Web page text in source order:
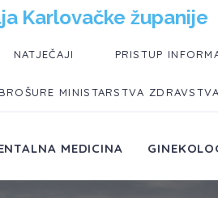
Karlovačke županije
NATJEČAJI PRISTUP
MINISTARSTVA ZDRAVSTVA
MEDICINA